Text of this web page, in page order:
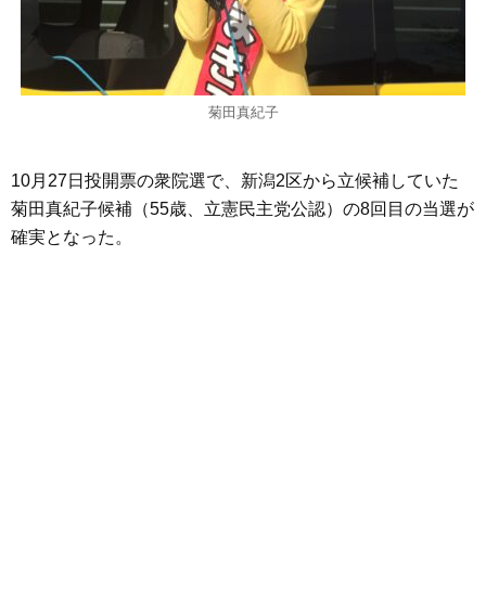
菊田真紀子
10月27日投開票の衆院選で、新潟2区から立候補していた
菊田真紀子候補（55歳、立憲民主党公認）の8回目の当選が
確実となった。